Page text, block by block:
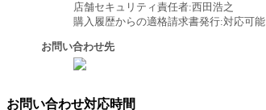
店舗セキュリティ責任者:西田浩之
購入履歴からの適格請求書発行:対応可能
お問い合わせ先
お問い合わせ対応時間